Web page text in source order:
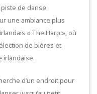
piste de danse
une ambiance plus
« The Harp », où
de bières et
irlandaise.
d’un endroit pour